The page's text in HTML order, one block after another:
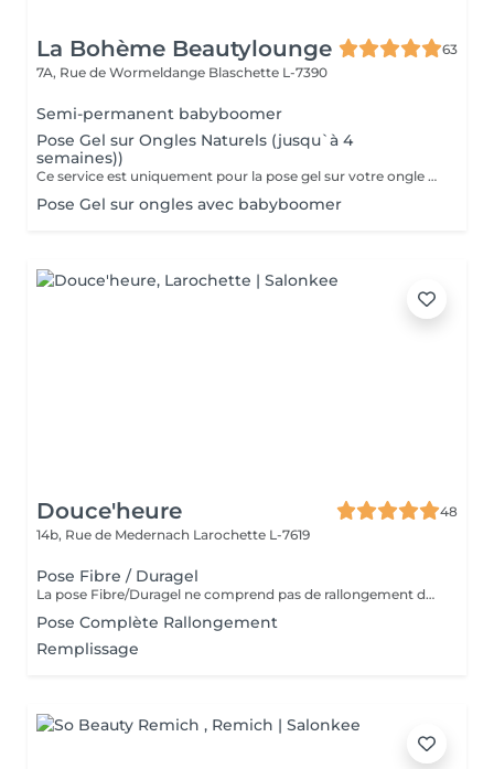
La Bohème Beautylounge
63
7A, Rue de Wormeldange Blaschette L-7390
Semi-permanent babyboomer
Pose Gel sur Ongles Naturels (jusqu`à 4
semaines))
Ce service est uniquement pour la pose gel sur votre ongle naturel !!!
Pose Gel sur ongles avec babyboomer
Douce'heure
48
14b, Rue de Medernach Larochette L-7619
Pose Fibre / Duragel
La pose Fibre/Duragel ne comprend pas de rallongement des ongles. Si vous souhaitez plus de longueur, merci de sélectionner l'option pose complète avec rallongement
Pose Complète Rallongement
Remplissage